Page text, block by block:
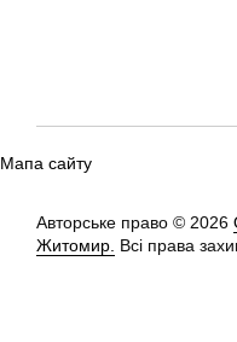
Мапа сайту
Авторське право © 2026
Житомир. Всі права